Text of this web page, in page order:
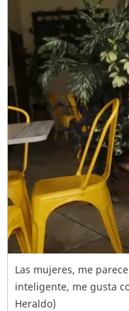
Las mujeres, me
inteligente, me gusta
Heraldo)